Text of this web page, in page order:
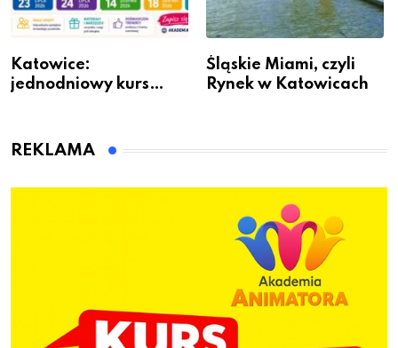
Katowice:
jednodniowy kurs
dzieci
Śląskie Miami, czyli
Rynek w Katowicach
REKLAMA